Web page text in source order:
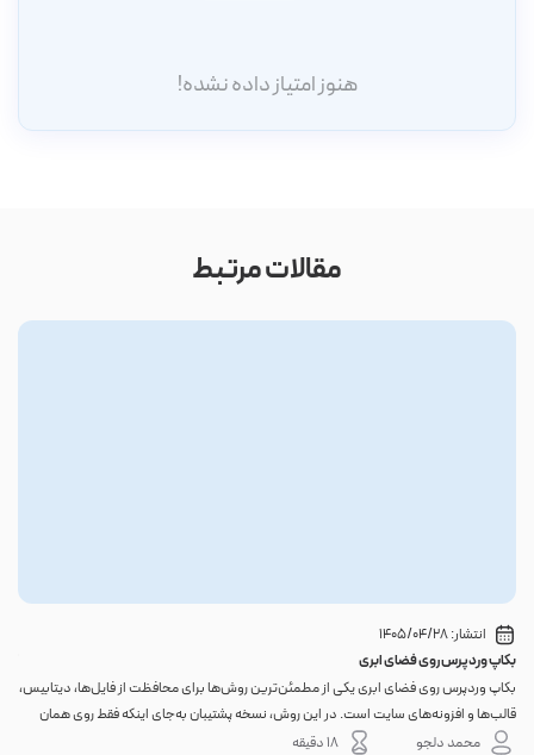
هنوز امتیاز داده نشده!
مقالات مرتبط
انتشار:1405/04/28
بکاپ وردپرس روی فضای ابری
بکاپ وردپرس روی فضای ابری یکی از مطمئن‌ترین روش‌ها برای محافظت از فایل‌ها، دیتابیس،
قالب‌ها و افزونه‌های سایت است. در این روش، نسخه پشتیبان به‌جای اینکه فقط روی همان
هاست اصلی باقی بماند، به یک فضای جداگانه منتقل می‌شود؛ بنابراین خرابی سرور، هک
محمد دلجو 18 دقیقه